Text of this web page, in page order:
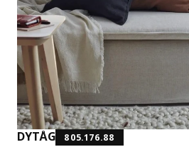
DYTÅG 805.176.88